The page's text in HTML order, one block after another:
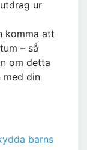
ur
komma att
– så
om detta
med din
barns